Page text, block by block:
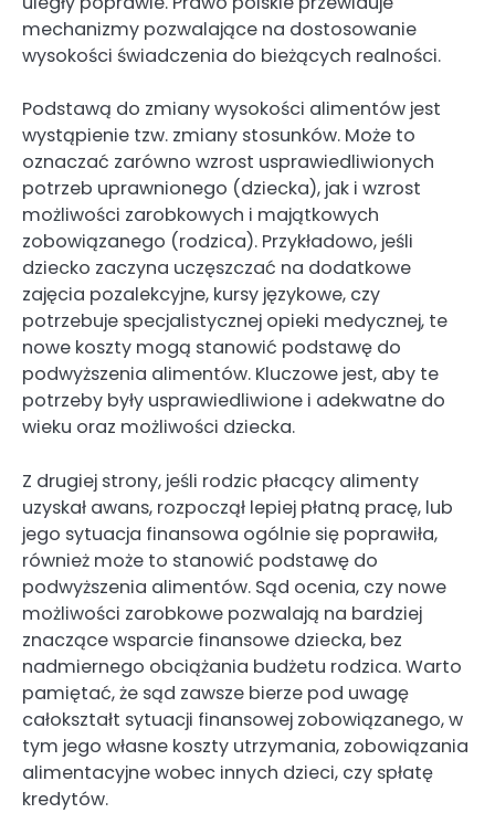
mechanizmy pozwalające na dostosowanie
wysokości świadczenia do bieżących realności.
Podstawą do zmiany wysokości alimentów jest
wystąpienie tzw. zmiany stosunków. Może to
oznaczać zarówno wzrost usprawiedliwionych
potrzeb uprawnionego (dziecka), jak i wzrost
możliwości zarobkowych i majątkowych
zobowiązanego (rodzica). Przykładowo, jeśli
dziecko zaczyna uczęszczać na dodatkowe
zajęcia pozalekcyjne, kursy językowe, czy
potrzebuje specjalistycznej opieki medycznej, te
nowe koszty mogą stanowić podstawę do
podwyższenia alimentów. Kluczowe jest, aby te
potrzeby były usprawiedliwione i adekwatne do
wieku oraz możliwości dziecka.
Z drugiej strony, jeśli rodzic płacący alimenty
uzyskał awans, rozpoczął lepiej płatną pracę, lub
jego sytuacja finansowa ogólnie się poprawiła,
również może to stanowić podstawę do
podwyższenia alimentów. Sąd ocenia, czy nowe
możliwości zarobkowe pozwalają na bardziej
znaczące wsparcie finansowe dziecka, bez
nadmiernego obciążania budżetu rodzica. Warto
pamiętać, że sąd zawsze bierze pod uwagę
całokształt sytuacji finansowej zobowiązanego, w
tym jego własne koszty utrzymania, zobowiązania
alimentacyjne wobec innych dzieci, czy spłatę
kredytów.